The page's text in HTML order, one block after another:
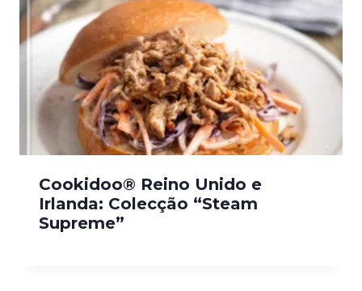
Cookidoo® Reino Unido e
Irlanda: Colecção “Steam
Supreme”